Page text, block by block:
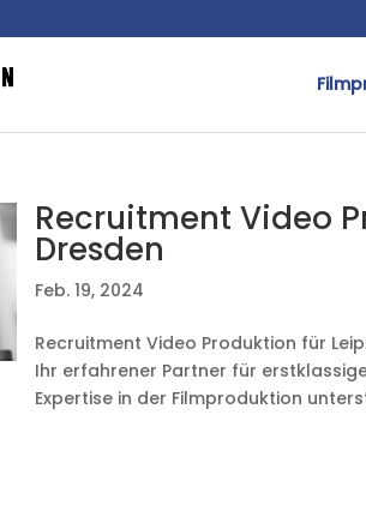
Recruitment Video
Dresden
Feb. 19, 2024
Recruitment Video Produktion für
Ihr erfahrener Partner für
Expertise in der Filmproduktion